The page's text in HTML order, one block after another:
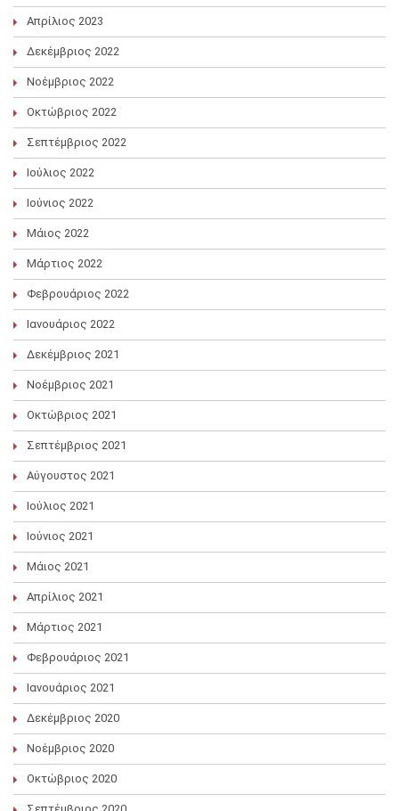
Απρίλιος 2023
Δεκέμβριος 2022
Νοέμβριος 2022
Οκτώβριος 2022
Σεπτέμβριος 2022
Ιούλιος 2022
Ιούνιος 2022
Μάιος 2022
Μάρτιος 2022
Φεβρουάριος 2022
Ιανουάριος 2022
Δεκέμβριος 2021
Νοέμβριος 2021
Οκτώβριος 2021
Σεπτέμβριος 2021
Αύγουστος 2021
Ιούλιος 2021
Ιούνιος 2021
Μάιος 2021
Απρίλιος 2021
Μάρτιος 2021
Φεβρουάριος 2021
Ιανουάριος 2021
Δεκέμβριος 2020
Νοέμβριος 2020
Οκτώβριος 2020